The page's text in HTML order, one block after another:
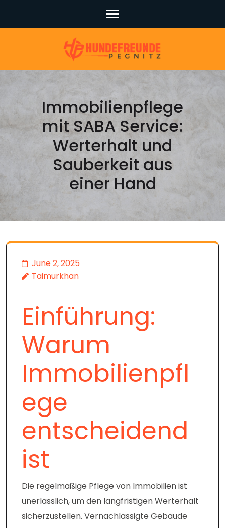
Enter)
Immobilienpflege
mit SABA Service:
Werterhalt und
Sauberkeit aus
einer Hand
June 2, 2025
Taimurkhan
Einführung:
Warum
Immobilienpfl
ege
entscheidend
ist
Die regelmäßige Pflege von Immobilien ist
unerlässlich, um den langfristigen Werterhalt
sicherzustellen. Vernachlässigte Gebäude